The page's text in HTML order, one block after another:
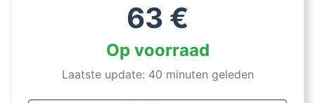
63 €
Op voorraad
Laatste update: 40 minuten geleden